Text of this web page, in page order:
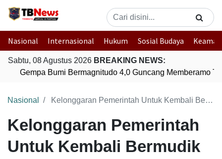
Nasional Internasional Hukum Sosial Budaya
Sabtu, 08 Agustus 2026 BREAKING NEWS:
Gempa Bumi Bermagnitudo 4,0 Guncang Memberamo
Nasional Kelonggaran Pemerintah Untuk Kembali Bermudik
Kelonggaran Pemerintah
Untuk Kembali Bermudik